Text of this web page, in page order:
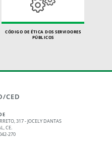
CÓDIGO DE ÉTICA DOS SERVIDORES
PÚBLICOS
CED
317 - JOCELY DANTAS
CE.
270